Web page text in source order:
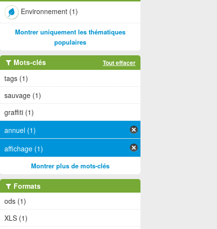
Environnement (1)
Montrer uniquement les thématiques
populaires
Mots-clés Tout effacer
tags (1)
sauvage (1)
graffiti (1)
annuel (1)
affichage (1)
Montrer plus de mots-clés
Formats
ods (1)
XLS (1)